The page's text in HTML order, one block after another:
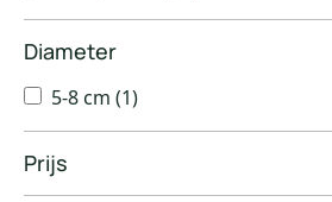
Diameter
5-8 cm (1)
Prijs